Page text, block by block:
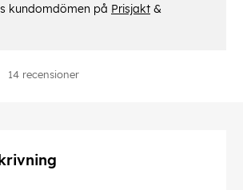
14 recensioner
kundomdömen på Prisjakt &